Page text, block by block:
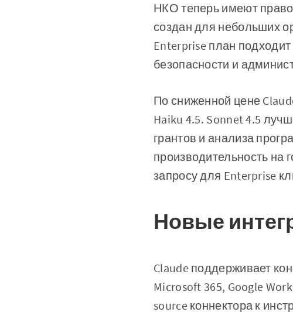
НКО теперь имеют
создан для небольших
Enterprise план
безопасности и
По сниженной цене
Haiku 4.5. Sonnet 4.5
грантов и анализа
производительность на
запросу для Enterprise
Новые
Claude поддерживает
Microsoft 365, Google
source коннектора к